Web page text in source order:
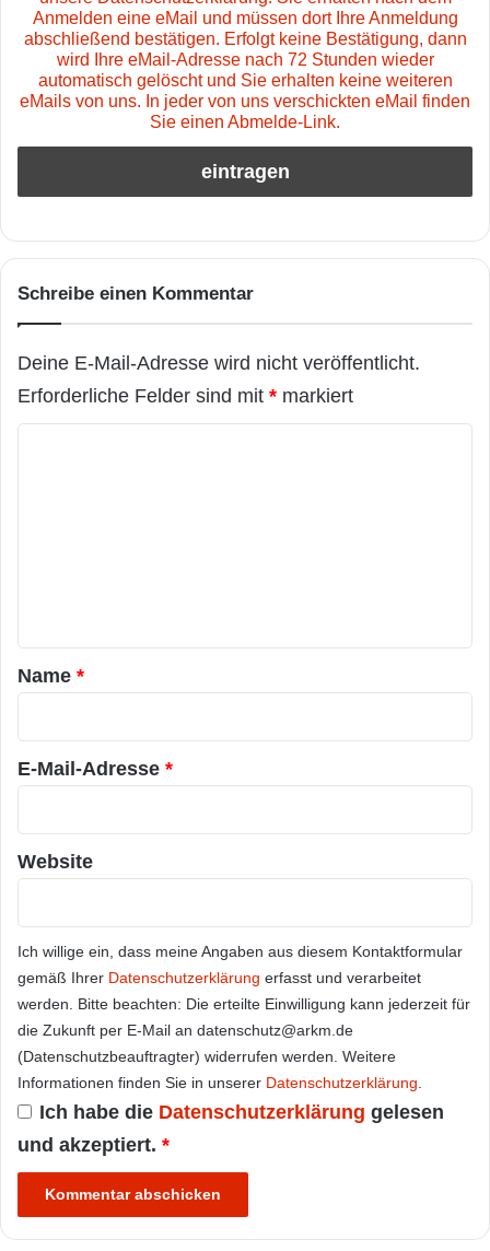
Anmelden eine eMail und müssen dort Ihre Anmeldung
abschließend bestätigen. Erfolgt keine Bestätigung, dann
wird Ihre eMail-Adresse nach 72 Stunden wieder
automatisch gelöscht und Sie erhalten keine weiteren
eMails von uns. In jeder von uns verschickten eMail finden
Sie einen Abmelde-Link.
Schreibe einen Kommentar
Deine E-Mail-Adresse wird nicht veröffentlicht.
Erforderliche Felder sind mit * markiert
a
r
*
Name *
E-Mail-Adresse *
Website
Ich willige ein, dass meine Angaben aus diesem Kontaktformular
gemäß Ihrer Datenschutzerklärung erfasst und verarbeitet
werden. Bitte beachten: Die erteilte Einwilligung kann jederzeit für
die Zukunft per E-Mail an datenschutz@arkm.de
(Datenschutzbeauftragter) widerrufen werden. Weitere
Informationen finden Sie in unserer Datenschutzerklärung
Ich habe die Datenschutzerklärung gelesen
und akzeptiert. *